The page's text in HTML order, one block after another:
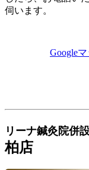
伺います。
Google
リーナ鍼灸院併
柏店